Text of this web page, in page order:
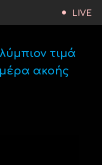
LIVE
τιμά
ακοής